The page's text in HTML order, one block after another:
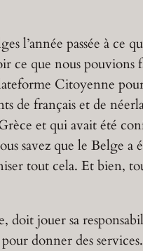
l’année passée à ce
que nous pouvions
Citoyenne
de français et de
et qui avait été
savez que le Belge
tout cela. Et bien,
doit jouer sa
donner des